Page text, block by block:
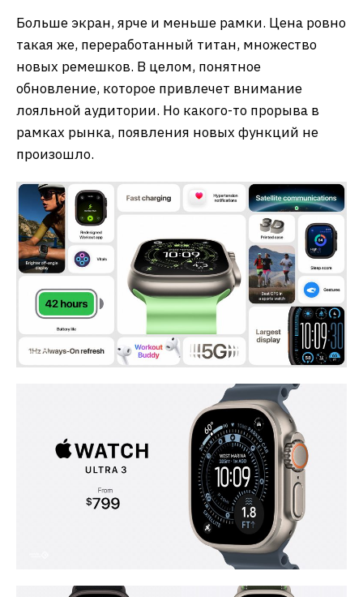
Больше экран, ярче и меньше рамки. Цена ровно
такая же, переработанный титан, множество
новых ремешков. В целом, понятное
обновление, которое привлечет внимание
лояльной аудитории. Но какого-то прорыва в
рамках рынка, появления новых функций не
произошло.